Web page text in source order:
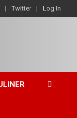
Twitter Log In